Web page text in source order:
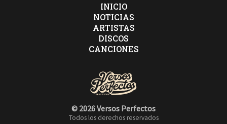
INICIO
NOTICIAS
ARTISTAS
DISCOS
CANCIONES
© 2026 Versos Perfectos
Todos los derechos reservados